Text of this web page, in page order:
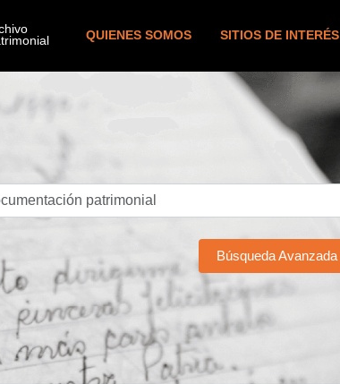
QUIENES SOMOS SITIOS DE INTERÉS
Búsqueda Avanzada